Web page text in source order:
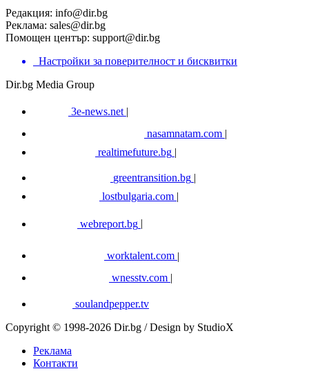
Редакция: info@dir.bg
Реклама: sales@dir.bg
Помощен център: support@dir.bg
Настройки за поверителност и бисквитки
Dir.bg Media Group
3e-news.net |
nasamnatam.com |
realtimefuture.bg |
greentransition.bg |
lostbulgaria.com |
webreport.bg
worktalent.com |
wnesstv.com |
soulandpepper.tv
Copyright © 1998-2026 Dir.bg / Design by StudioX
Реклама
Контакти